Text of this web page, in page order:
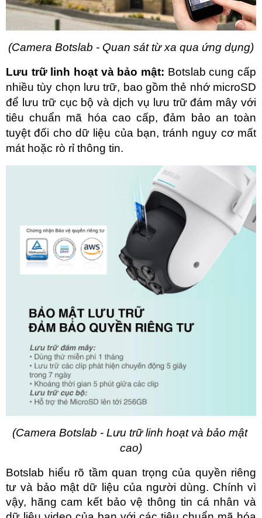
(Camera Botslab - Quan sát từ xa qua ứng dụng)
Lưu trữ linh hoạt và bảo mật: Botslab cung cấp
nhiều tùy chọn lưu trữ, bao gồm thẻ nhớ microSD
để lưu trữ cục bộ và dịch vụ lưu trữ đám mây với
tiêu chuẩn mã hóa cao cấp, đảm bảo an toàn
tuyệt đối cho dữ liệu của bạn, tránh nguy cơ mất
mát hoặc rò rỉ thông tin.
(Camera Botslab - Lưu trữ linh hoạt và bảo mật
cao)
Botslab hiểu rõ tầm quan trọng của quyền riêng
tư và bảo mật dữ liệu của người dùng. Chính vì
vậy, hãng cam kết bảo vệ thông tin cá nhân và